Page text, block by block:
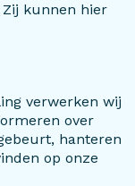
kunnen hier
verwerken wij
over
hanteren
op onze